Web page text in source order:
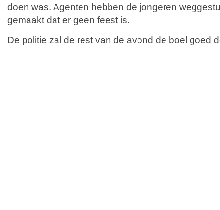
doen was. Agenten hebben de jongeren
gemaakt dat er geen feest is.
De politie zal de rest van de avond de boel goed